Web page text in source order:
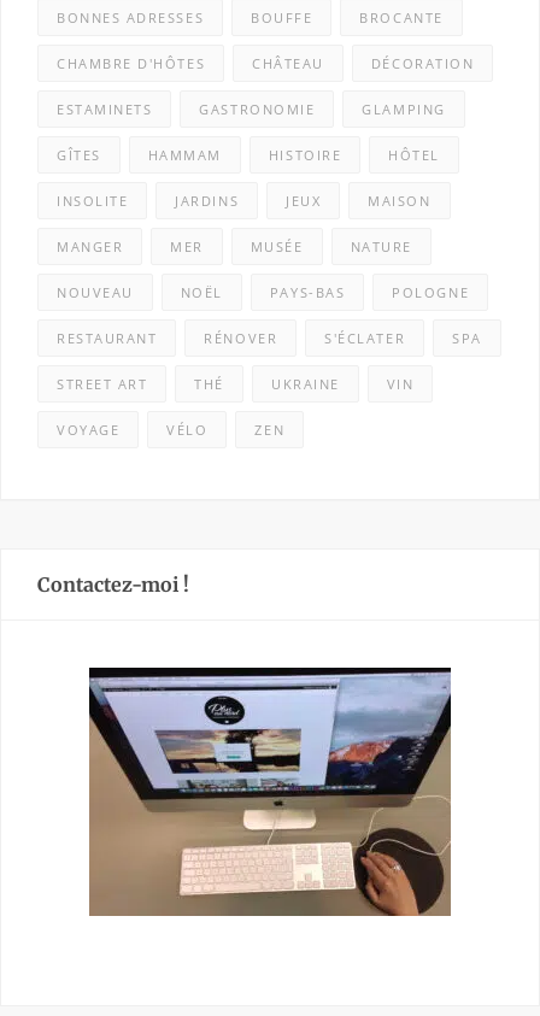
BONNES ADRESSES BOUFFE BROCANTE
CHAMBRE D'HÔTES CHÂTEAU DÉCORATION
ESTAMINETS GASTRONOMIE GLAMPING
GÎTES HAMMAM HISTOIRE HÔTEL
INSOLITE JARDINS JEUX MAISON
MANGER MER MUSÉE NATURE
NOUVEAU NOËL PAYS-BAS POLOGNE
RESTAURANT RÉNOVER S'ÉCLATER SPA
STREET ART THÉ UKRAINE VIN
VOYAGE VÉLO ZEN
Contactez-moi !